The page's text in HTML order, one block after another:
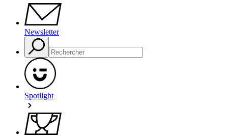
Newsletter
Spotlight